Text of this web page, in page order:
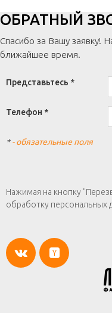
ОБРАТНЫЙ
Спасибо за Вашу заявку!
ближайшее время.
Представьтесь *
Телефон *
*- обязательные поля
Нажимая на кнопку
обработку персональных